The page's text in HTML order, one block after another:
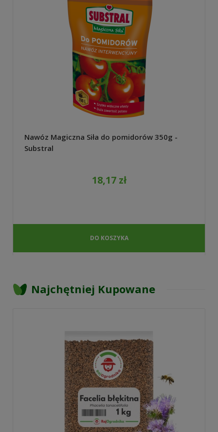
Nawóz Magiczna Siła do pomidorów 350g -
Substral
18,17 zł
DO KOSZYKA
Najchętniej Kupowane